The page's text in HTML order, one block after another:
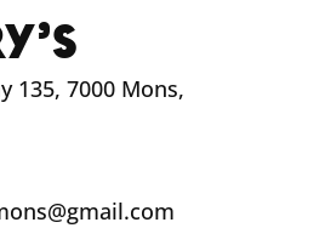
135, 7000 Mons,